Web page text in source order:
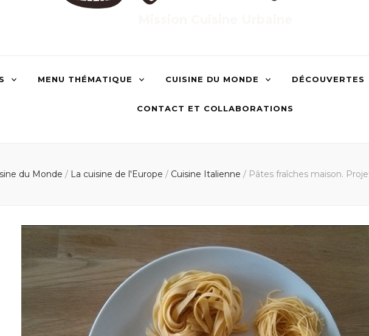
MENU THÉMATIQUE CUISINE DU MONDE DÉCOUVERTES
CONTACT ET COLLABORATIONS
du Monde / La cuisine de l'Europe / Cuisine Italienne / Pâtes fraîches maison.